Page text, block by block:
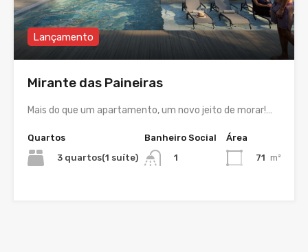
Lançamento
Mirante das Paineiras
Mais do que um apartamento, um novo jeito de morar!…
Quartos
3 quartos(1 suíte)
Banheiro Social
1
Área
71 m²